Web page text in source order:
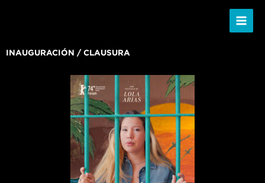
INAUGURACIÓN / CLAUSURA